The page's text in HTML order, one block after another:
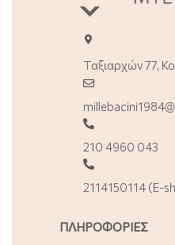
Ταξιαρχών 77,
210 4960 043
2114150114 (E-
ΠΛΗΡΟΦΟΡΙΕΣ